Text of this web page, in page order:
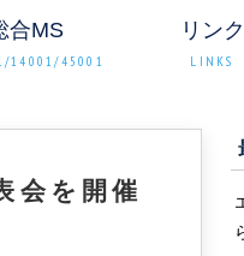
合MS
14001/45001
リンク
LINKS
会を開催